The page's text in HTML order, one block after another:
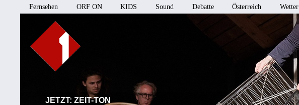
Fernsehen ORF ON KIDS Sound Debatte Österreich Wetter
JETZT: ZEIT-TON